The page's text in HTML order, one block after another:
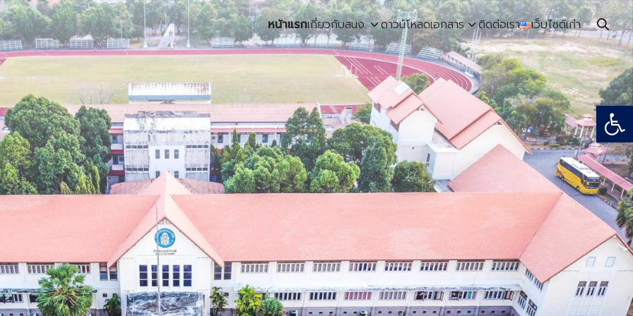
หน้าแรกเกี่ยวกับสนง. ดาวน์โหลดเอกสาร ติดต่อเรา
เว็บไซต์เก่า